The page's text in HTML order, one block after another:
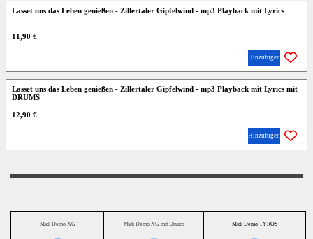
Lasset uns das Leben genießen - Zillertaler Gipfelwind - mp3 Playback mit Lyrics
11,90 €
Hinzufügen
Lasset uns das Leben genießen - Zillertaler Gipfelwind - mp3 Playback mit Lyrics mit
DRUMS
12,90 €
Hinzufügen
Midi Demo XG Midi Demo XG mit Drums Midi Demo TYROS